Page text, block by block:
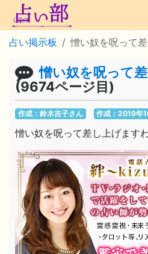
占い掲示板 憎い奴を呪って
憎い奴を呪って
(9674ページ目)
作成：鈴木吉子さん 作成：2019年
憎い奴を呪って差し上げます